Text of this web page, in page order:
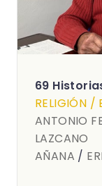
69
RELIGIÓN /
ANTONIO
LAZCANO
AÑANA /